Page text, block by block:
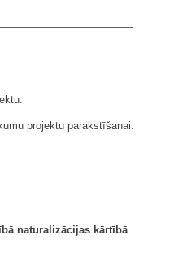
projektu parakstīšanai.
naturalizācijas kārtībā